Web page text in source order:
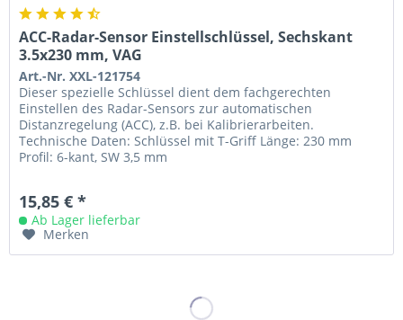
ACC-Radar-Sensor Einstellschlüssel, Sechskant
3.5x230 mm, VAG
Art.-Nr. XXL-121754
Dieser spezielle Schlüssel dient dem fachgerechten
Einstellen des Radar-Sensors zur automatischen
Distanzregelung (ACC), z.B. bei Kalibrierarbeiten.
Technische Daten: Schlüssel mit T-Griff Länge: 230 mm
Profil: 6-kant, SW 3,5 mm
15,85 € *
Ab Lager lieferbar
Merken